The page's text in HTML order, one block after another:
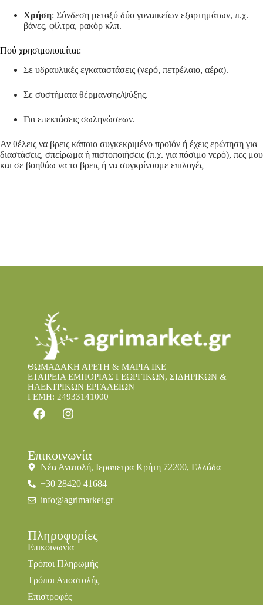
Χρήση: Σύνδεση μεταξύ δύο γυναικείων εξαρτημάτων, π.χ.
βάνες, φίλτρα, ρακόρ κλπ.
Πού χρησιμοποιείται:
Σε υδραυλικές εγκαταστάσεις (νερό, πετρέλαιο, αέρα).
Σε συστήματα θέρμανσης/ψύξης.
Για επεκτάσεις σωληνώσεων.
Αν θέλεις να βρεις κάποιο συγκεκριμένο προϊόν ή έχεις ερώτηση για
διαστάσεις, σπείρωμα ή πιστοποιήσεις (π.χ. για πόσιμο νερό), πες μου
και σε βοηθάω να το βρεις ή να συγκρίνουμε επιλογές
ΘΩΜΑΔΑΚΗ ΑΡΕΤΗ & ΜΑΡΙΑ IKE
ΕΤΑΙΡΕΙΑ ΕΜΠΟΡΙΑΣ ΓΕΩΡΓΙΚΩΝ, ΣΙΔΗΡΙΚΩΝ &
ΗΛΕΚΤΡΙΚΩΝ ΕΡΓΑΛΕΙΩΝ
ΓΕΜΗ: 24933141000
Επικοινωνία
Νέα Ανατολή, Ιεραπετρα Κρήτη 72200, Ελλάδα
+30 28420 41684
info@agrimarket.gr
Πληροφορίες
Επικοινωνία
Τρόποι Πληρωμής
Τρόποι Αποστολής
Επιστροφές